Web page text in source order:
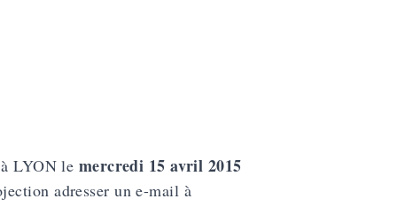
LYON le mercredi 15 avril 2015
adresser un e-mail à